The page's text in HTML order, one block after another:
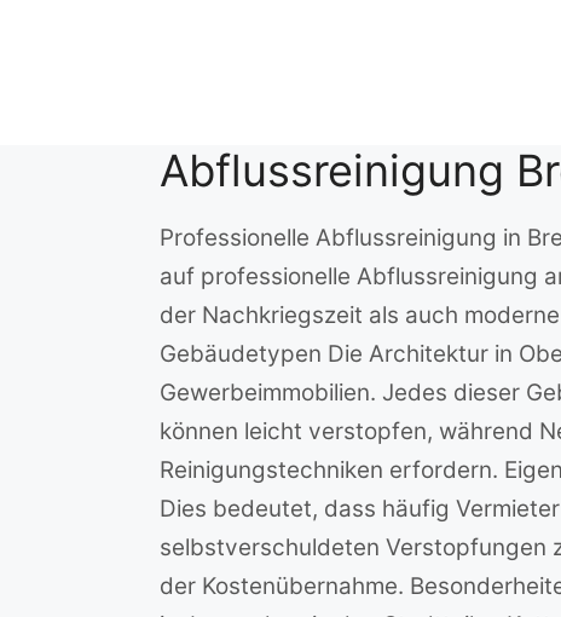
Abflussreinigung
Professionelle Abflussreinigung in
auf professionelle Abflussreinigung
der Nachkriegszeit als auch
Gebäudetypen Die Architektur in
Gewerbeimmobilien. Jedes dieser
können leicht verstopfen, während
Reinigungstechniken erfordern.
Dies bedeutet, dass häufig
selbstverschuldeten Verstopfungen
der Kostenübernahme.